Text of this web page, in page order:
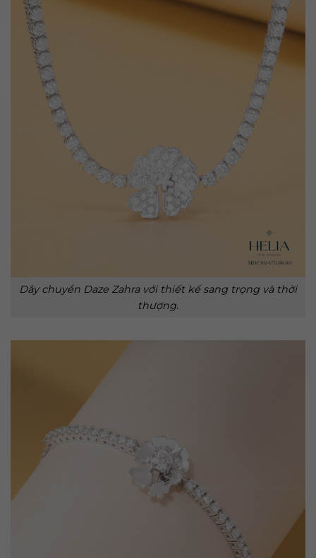
Dây chuyền Daze Zahra với thiết kế sang trọng và thời
thượng.